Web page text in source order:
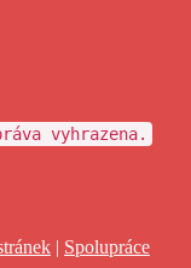
vyhrazena.
| Spolupráce